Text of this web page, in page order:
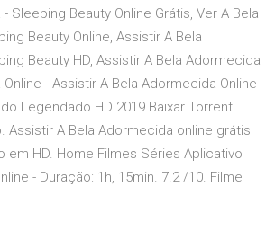
Sleeping Beauty Online Grátis, Ver A Bela
Beauty Online, Assistir A Bela
Beauty HD, Assistir A Bela Adormecida
- Assistir A Bela Adormecida Online
Legendado HD 2019 Baixar Torrent
Assistir A Bela Adormecida online grátis
em HD. Home Filmes Séries Aplicativo
- Duração: 1h, 15min. 7.2 /10. Filme